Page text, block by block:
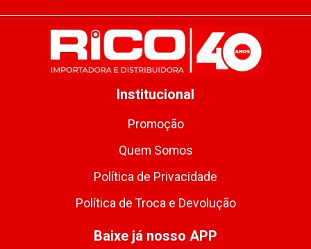
Institucional
Promoção
Quem Somos
Política de Privacidade
Política de Troca e Devolução
Baixe já nosso APP